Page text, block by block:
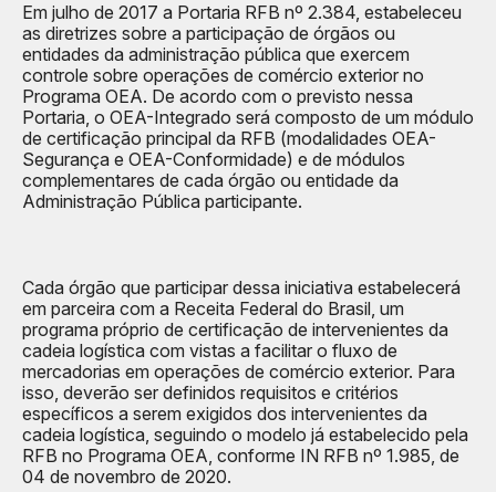
Em julho de 2017 a Portaria RFB nº 2.384, estabeleceu
as diretrizes sobre a participação de órgãos ou
entidades da administração pública que exercem
controle sobre operações de comércio exterior no
Programa OEA. De acordo com o previsto nessa
Portaria, o OEA-Integrado será composto de um módulo
de certificação principal da RFB (modalidades OEA-
Segurança e OEA-Conformidade) e de módulos
complementares de cada órgão ou entidade da
Administração Pública participante.
Cada órgão que participar dessa iniciativa estabelecerá
em parceira com a Receita Federal do Brasil, um
programa próprio de certificação de intervenientes da
cadeia logística com vistas a facilitar o fluxo de
mercadorias em operações de comércio exterior. Para
isso, deverão ser definidos requisitos e critérios
específicos a serem exigidos dos intervenientes da
cadeia logística, seguindo o modelo já estabelecido pela
RFB no Programa OEA, conforme IN RFB nº 1.985, de
04 de novembro de 2020.